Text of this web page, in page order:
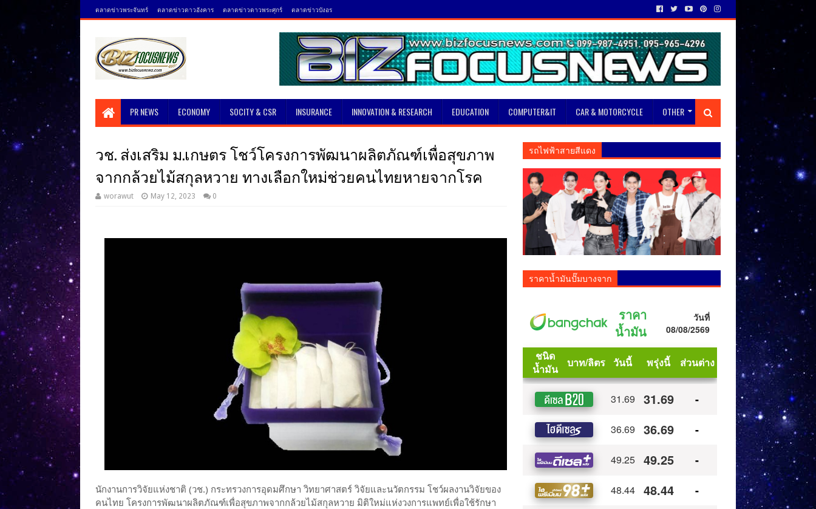
ตลาดข่าวพระจันทร์ ตลาดข่าวดาวอังคาร ตลาดข่าวดาวพระศุกร์ ตลาดข่าวบังอร
PR NEWS ECONOMY SOCITY & CSR INSURANCE INNOVATION & RESEARCH EDUCATION COMPUTER&IT CAR & MOTORCYCLE OTHER
วช. ส่งเสริม ม.เกษตร โชว์โครงการพัฒนาผลิตภัณฑ์เพื่อสุขภาพ
จากกล้วยไม้สกุลหวาย ทางเลือกใหม่ช่วยคนไทยหายจากโรค
worawut May 12, 2023 0
นักงานการวิจัยแห่งชาติ (วช.) กระทรวงการอุดมศึกษา วิทยาศาสตร์ วิจัยและนวัตกรรม โชว์ผลงานวิจัยของ
คนไทย โครงการพัฒนาผลิตภัณฑ์เพื่อสุขภาพจากกล้วยไม้สกุลหวาย มิติใหม่แห่งวงการแพทย์เพื่อใช้รักษา
รถไฟฟ้าสายสีแดง
ราคาน้ำมันปั๊มบางจาก